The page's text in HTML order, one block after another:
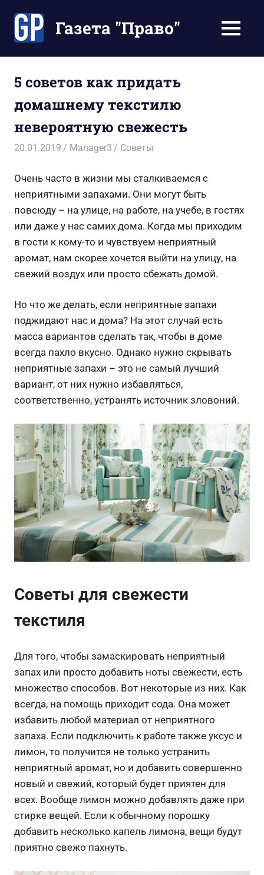
содержимомуГазета "Право"
Ваше
время
МЕНЮ
5 советов как придать
домашнему текстилю
невероятную свежесть
20.01.2019 Manager3 Советы
Очень часто в жизни мы сталкиваемся с
неприятными запахами. Они могут быть
повсюду – на улице, на работе, на учебе, в гостях
или даже у нас самих дома. Когда мы приходим
в гости к кому-то и чувствуем неприятный
аромат, нам скорее хочется выйти на улицу, на
свежий воздух или просто сбежать домой.
Но что же делать, если неприятные запахи
поджидают нас и дома? На этот случай есть
масса вариантов сделать так, чтобы в доме
всегда пахло вкусно. Однако нужно скрывать
неприятные запахи – это не самый лучший
вариант, от них нужно избавляться,
соответственно, устранять источник зловоний.
Советы для свежести
текстиля
Для того, чтобы замаскировать неприятный
запах или просто добавить ноты свежести, есть
множество способов. Вот некоторые из них. Как
всегда, на помощь приходит сода. Она может
избавить любой материал от неприятного
запаха. Если подключить к работе также уксус и
лимон, то получится не только устранить
неприятный аромат, но и добавить совершенно
новый и свежий, который будет приятен для
всех. Вообще лимон можно добавлять даже при
стирке вещей. Если к обычному порошку
добавить несколько капель лимона, вещи будут
приятно свежо пахнуть.